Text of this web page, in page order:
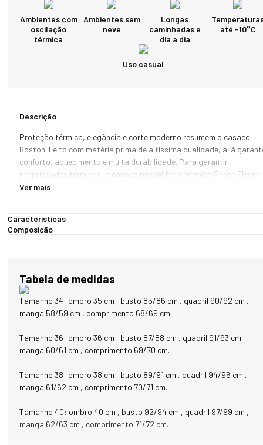
Ambientes com
oscilação
térmica
Ambientes sem
neve
Longas
caminhadas e
dia a dia
até -10°C
Uso casual
Descrição
Proteção térmica, elegância e corte moderno resumem o casaco
Boston! Feito com matéria prima de altíssima qualidade, a lã
conforto, aquecimento e muita durabilidade. Para garantir
propriedades térmicas, o casaco possui forro térmico Sense Fleece.
A combinação da lã com o forro térmico oferece proteção contra o
A modelagem do casaco Boston apresenta gola alta para aquecer a
nuca e cabeça, além de um design acinturado e feminino. O
com toque incrivelmente sedoso, garantindo segurança aos itens
armazenados e muito conforto durante o uso. Destaque para a
aplicação da marca em metal dourado na barra frontal e uma
etiqueta em forma de alça internamente, facilitando o
O casaco Boston está disponível na cor preta, que confere um visual
facilmente com diversos estilos e ocasiões, tornando-o versátil e
fácil de integrar em diferentes looks. Além disso, essa cor é
elegância e refinamento.
Ver mais
Características
Composição
Tabela de medidas
Tamanho 34: ombro 35 cm , busto 85/86 cm , quadril 90/92 cm ,
manga 58/59 cm , comprimento 68/69 cm.
-
Tamanho 36: ombro 36 cm , busto 87/88 cm , quadril 91/93 cm ,
manga 60/61 cm , comprimento 69/70 cm.
-
Tamanho 38: ombro 38 cm , busto 89/91 cm , quadril 94/96 cm ,
manga 61/62 cm , comprimento 70/71 cm.
-
Tamanho 40: ombro 40 cm , busto 92/94 cm , quadril 97/99 cm ,
manga 62/63 cm , comprimento 71/72 cm.
-